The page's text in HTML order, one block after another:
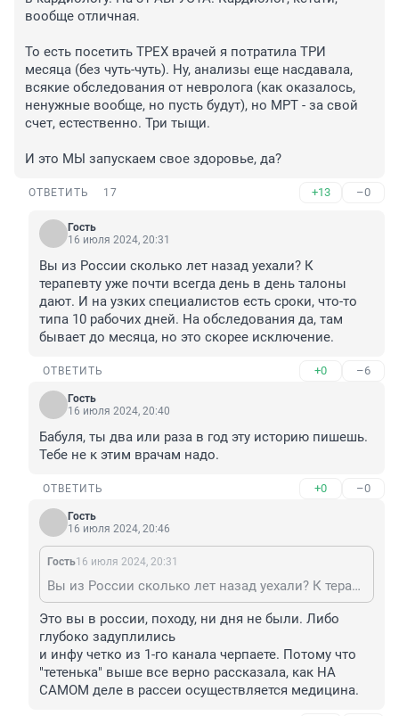
вообще отличная.
То есть посетить ТРЕХ врачей я потратила ТРИ
месяца (без чуть-чуть). Ну, анализы еще насдавала,
всякие обследования от невролога (как оказалось,
ненужные вообще, но пусть будут), но МРТ - за свой
счет, естественно. Три тыщи.
И это МЫ запускаем свое здоровье, да?
ОТВЕТИТЬ 17 +13 –0
Гость
16 июля 2024, 20:31
Вы из России сколько лет назад уехали? К
терапевту уже почти всегда день в день талоны
дают. И на узких специалистов есть сроки, что-то
типа 10 рабочих дней. На обследования да, там
бывает до месяца, но это скорее исключение.
ОТВЕТИТЬ +0 –6
Гость
16 июля 2024, 20:40
Бабуля, ты два или раза в год эту историю пишешь.
Тебе не к этим врачам надо.
ОТВЕТИТЬ +0 –0
Гость
16 июля 2024, 20:46
Гость16 июля 2024, 20:31
Вы из России сколько лет назад уехали? К терапевту уже почти всегда день в день талоны дают. И на узких специалистов есть сроки, что-то типа 10 рабочих дней. На обследования да, там бывает до месяца, но это скорее исключение.
Это вы в россии, походу, ни дня не были. Либо
глубоко задуплились
и инфу четко из 1-го канала черпаете. Потому что
"тетенька" выше все верно рассказала, как НА
САМОМ деле в рассеи осуществляется медицина.